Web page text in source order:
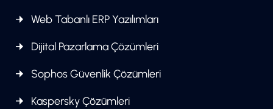
Web Tabanlı ERP Yazılımları
Dijital Pazarlama Çözümleri
Sophos Güvenlik Çözümleri
Kaspersky Çözümleri